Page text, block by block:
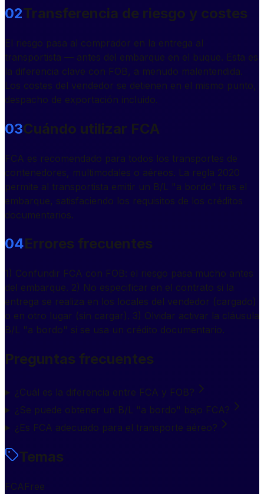
02Transferencia de riesgo y costes
El riesgo pasa al comprador en la entrega al
transportista — antes del embarque en el buque. Esta es
la diferencia clave con FOB, a menudo malentendida.
Los costes del vendedor se detienen en el mismo punto,
despacho de exportación incluido.
03Cuándo utilizar FCA
FCA es recomendado para todos los transportes de
contenedores, multimodales o aéreos. La regla 2020
permite al transportista emitir un B/L "a bordo" tras el
embarque, satisfaciendo los requisitos de los créditos
documentarios.
04Errores frecuentes
1) Confundir FCA con FOB: el riesgo pasa mucho antes
del embarque. 2) No especificar en el contrato si la
entrega se realiza en los locales del vendedor (cargado)
o en otro lugar (sin cargar). 3) Olvidar activar la cláusula
B/L "a bordo" si se usa un crédito documentario.
Preguntas frecuentes
¿Cuál es la diferencia entre FCA y FOB?
¿Se puede obtener un B/L "a bordo" bajo FCA?
¿Es FCA adecuado para el transporte aéreo?
Temas
FCAFree